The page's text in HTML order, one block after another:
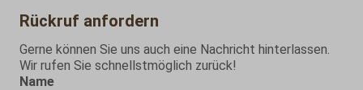
Rückruf anfordern
Gerne können Sie uns auch eine Nachricht hinterlassen.
Wir rufen Sie schnellstmöglich zurück!
Name